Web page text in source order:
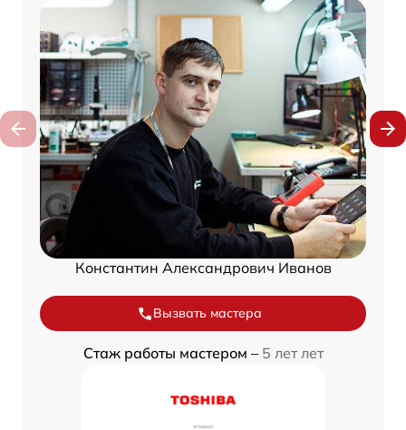
Константин Александрович Иванов
Вызвать мастера
Стаж работы мастером – 5 лет лет